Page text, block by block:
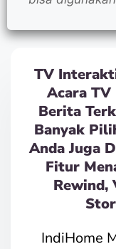
TV
Acara
Berita
Banyak
Anda Juga
Fitur
Rewind,
IndiHome